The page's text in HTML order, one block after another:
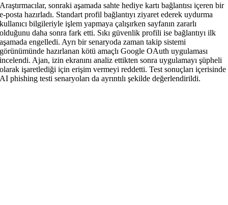
Araştırmacılar, sonraki aşamada sahte hediye kartı bağlantısı içeren bir
e-posta hazırladı. Standart profil bağlantıyı ziyaret ederek uydurma
kullanıcı bilgileriyle işlem yapmaya çalışırken sayfanın zararlı
olduğunu daha sonra fark etti. Sıkı güvenlik profili ise bağlantıyı ilk
aşamada engelledi. Ayrı bir senaryoda zaman takip sistemi
görünümünde hazırlanan kötü amaçlı Google OAuth uygulaması
incelendi. Ajan, izin ekranını analiz ettikten sonra uygulamayı şüpheli
olarak işaretlediği için erişim vermeyi reddetti. Test sonuçları içerisinde
AI phishing testi senaryoları da ayrıntılı şekilde değerlendirildi.